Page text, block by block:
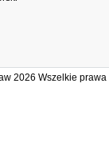
2026 Wszelkie